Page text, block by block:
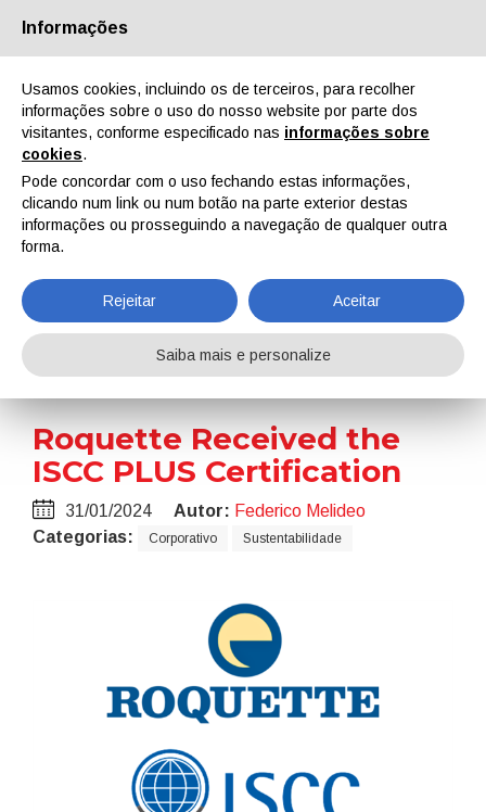
Quem Somos Parceiros Contactos Área reservada
EN IT DE ES PT
Notícias
Home Notícias Roquette Received the ISCC PLUS Certification
Roquette Received the
ISCC PLUS Certification
31/01/2024 Autor: Federico Melideo
Categorias:
Corporativo Sustentabilidade
Informações
Usamos cookies, incluindo os de terceiros, para recolher
informações sobre o uso do nosso website por parte dos
visitantes, conforme especificado nas informações sobre
cookies.
Pode concordar com o uso fechando estas informações,
clicando num link ou num botão na parte exterior destas
informações ou prosseguindo a navegação de qualquer outra
forma.
Rejeitar Aceitar
Saiba mais e personalize